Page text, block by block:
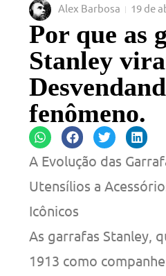
Alex Barbosa 19 de
Por que as
Stanley
fenômeno.
A Evolução das
Utensílios a
Icônicos
As garrafas Stanley,
1913 como